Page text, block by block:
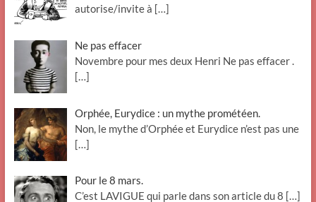
autorise/invite à […]
Ne pas effacer
Novembre pour mes deux Henri Ne pas effacer .
[…]
Orphée, Eurydice : un mythe prométéen.
Non, le mythe d’Orphée et Eurydice n’est pas une
[…]
Pour le 8 mars.
C’est LAVIGUE qui parle dans son article du 8 […]